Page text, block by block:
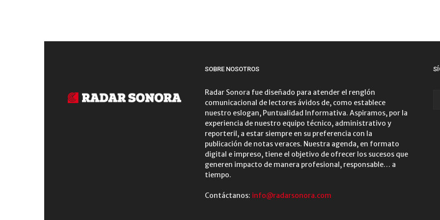
SOBRE NOSOTROS
Radar Sonora fue diseñado para atender el renglón
comunicacional de lectores ávidos de, como establece
nuestro eslogan, Puntualidad Informativa. Aspiramos, por la
experiencia de nuestro equipo técnico, administrativo y
reporteril, a estar siempre en su preferencia con la
publicación de notas veraces. Nuestra agenda, en formato
digital e impreso, tiene el objetivo de ofrecer los sucesos que
generen impacto de manera profesional, responsable… a
tiempo.
Contáctanos: info@radarsonora.com